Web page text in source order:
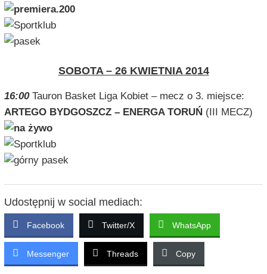
SOBOTA – 26 KWIETNIA 2014
16:00 Tauron Basket Liga Kobiet – mecz o 3. miejsce:
ARTEGO BYDGOSZCZ – ENERGA TORUŃ (III MECZ)
Udostępnij w social mediach:
Facebook Twitter/X WhatsApp
Messenger Threads Copy